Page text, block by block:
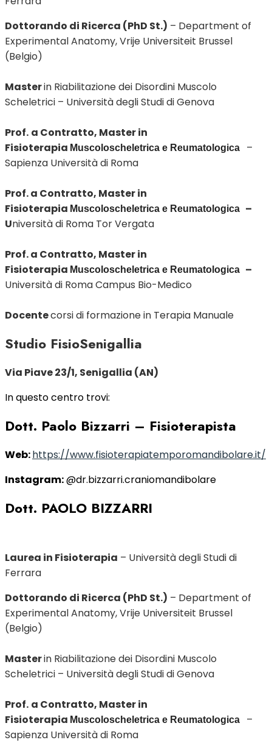
Dottorando di Ricerca (PhD St.) – Department of
Experimental Anatomy, Vrije Universiteit Brussel
(Belgio)
Masterin Riabilitazione dei Disordini Muscolo
Scheletrici – Università degli Studi di Genova
Prof. a Contratto, Master in
Fisioterapia Muscoloscheletrica e Reumatologica
–
Sapienza Università di Roma
Prof. a Contratto, Master in
Fisioterapia Muscoloscheletrica e Reumatologica –
Università di Roma Tor Vergata
Prof. a Contratto, Master in
Fisioterapia Muscoloscheletrica e Reumatologica –
Università di Roma Campus Bio-Medico
Docentecorsi di formazione in Terapia Manuale
Studio FisioSenigallia
Via Piave 23/1, Senigallia (AN)
In questo centro trovi:
Dott. Paolo Bizzarri – Fisioterapista
Web:https://www.fisioterapiatemporomandibolare.it/
Instagram:@dr.bizzarri.craniomandibolare
Dott. PAOLO BIZZARRI
Laurea in Fisioterapia – Università degli Studi di
Ferrara
Dottorando di Ricerca (PhD St.) – Department of
Experimental Anatomy, Vrije Universiteit Brussel
(Belgio)
Masterin Riabilitazione dei Disordini Muscolo
Scheletrici – Università degli Studi di Genova
Prof. a Contratto, Master in
Fisioterapia Muscoloscheletrica e Reumatologica
–
Sapienza Università di Roma